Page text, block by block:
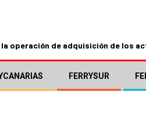
la operación de adquisición de los
FERRYSUR